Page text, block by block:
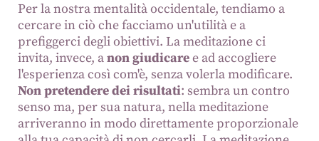
Per la nostra mentalità occidentale, tendiamo a
cercare in ciò che facciamo un'utilità e a
prefiggerci degli obiettivi. La meditazione ci
invita, invece, anon giudicare e ad accogliere
l'esperienza così com'è, senza volerla modificare.
Non pretendere dei risultati: sembra un contro
senso ma, per sua natura, nella meditazione
arriveranno in modo direttamente proporzionale